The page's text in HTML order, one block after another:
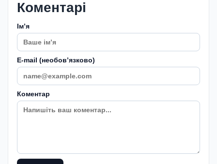
Коментарі
Імʼя
E-mail (необовʼязково)
Коментар